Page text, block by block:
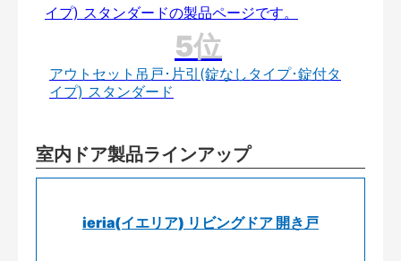
アウトセット吊戸･片引(錠なしタイプ･錠付タ
イプ) スタンダード
室内ドア製品ラインアップ
ieria(イエリア) リビングドア 開き戸